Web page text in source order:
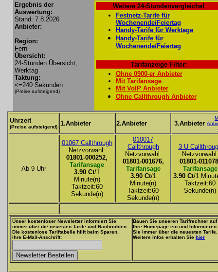
Ergebnis der
Auswertung:
Stand: 7.8.2026
Anbieter:
Region:
Fern
Übersicht:
24-Stunden Übersicht,
Werktag
Taktung:
<=240 Sekunden
(Preise aufsteigend)
Weitere 24-Stundenvergleiche!
Festnetz-Tarife für
Wochenende/Feiertag
Handy-Tarife für Werktage
Handy-Tarife für
Wochenende/Feiertag
Tarifanzeige Filter:
Ohne 0900-er Anbieter
Mit Tarifansage
Mit VoIP Anbieter
Ohne Callthrough Anbieter
Uhrzeit
(Preise aufsteigend) 1.Anbieter 2.Anbieter 3.Anbieter
Ab 9 Uhr
01067 Callthrough
Netzvorwahl:
01801-000252,
Tarifansage
3.90 Ct/1
Minute(n)
Taktzeit:60
Sekunde(n)
010017
Callthrough
Netzvorwahl:
01801-001676,
Tarifansage
3.90 Ct/1
Minute(n)
Taktzeit:60
Sekunde(n)
3 U
Netzvorwahl:
01801-
Tarifansage
3.90 Ct/1
Taktzeit:60
Sekunde(n)
Unser kostenloser Newsletter informiert Sie
immer über die neuesten Tarife und Nachrichten.
Die kostenlose Tariftabelle hilft beim Sparen.
Ihre E-Mail-Anschrift:
Bauen Sie unseren Tarifrechner auf
Ihre Homepage ein und Informieren
Sie immer über die neuesten Tarife.
Weitere Infos erhalten Sie hier